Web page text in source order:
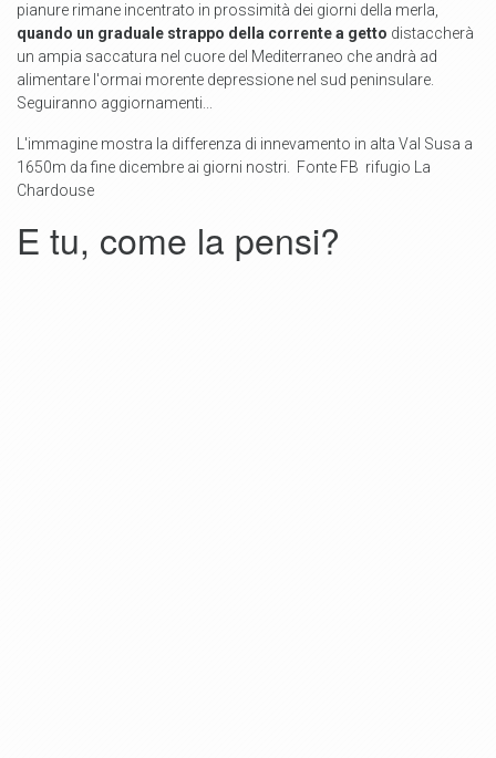
pianure rimane incentrato in prossimità dei giorni della merla,
quando un graduale strappo della corrente a getto distaccherà
un ampia saccatura nel cuore del Mediterraneo che andrà ad
alimentare l'ormai morente depressione nel sud peninsulare.
Seguiranno aggiornamenti...
L'immagine mostra la differenza di innevamento in alta Val Susa a
1650m da fine dicembre ai giorni nostri. Fonte FB rifugio La
Chardouse
E tu, come la pensi?